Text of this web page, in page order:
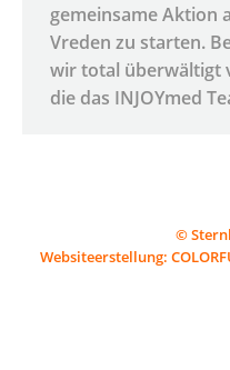
gemeinsame Aktion
Vreden zu starten.
wir total überwältigt
die das INJOYmed
©
Websiteerstellung: